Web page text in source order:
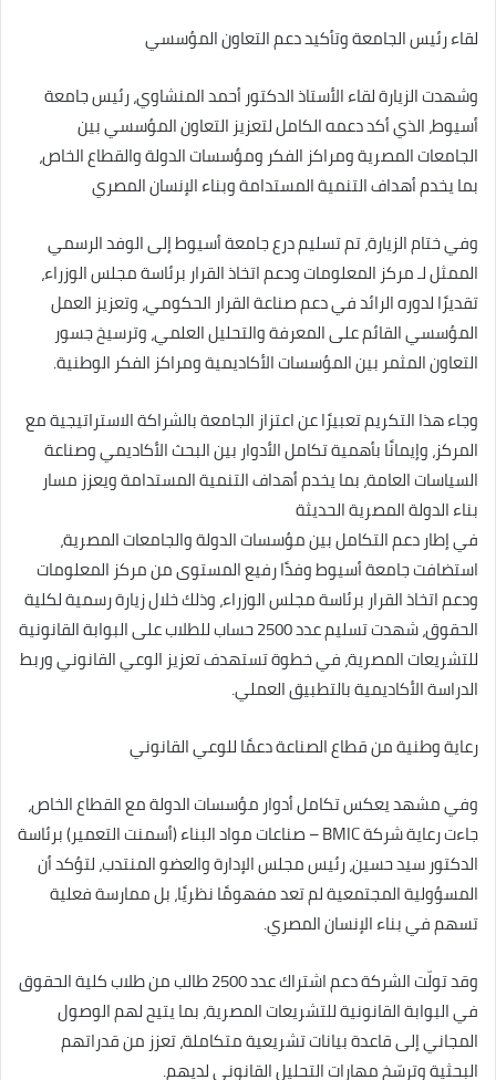
لقاء رئيس الجامعة وتأكيد دعم التعاون المؤسسي
وشهدت الزيارة لقاء الأستاذ الدكتور أحمد المنشاوي، رئيس جامعة
أسيوط، الذي أكد دعمه الكامل لتعزيز التعاون المؤسسي بين
الجامعات المصرية ومراكز الفكر ومؤسسات الدولة والقطاع الخاص،
بما يخدم أهداف التنمية المستدامة وبناء الإنسان المصري
وفي ختام الزيارة، تم تسليم درع جامعة أسيوط إلى الوفد الرسمي
الممثل لـ مركز المعلومات ودعم اتخاذ القرار برئاسة مجلس الوزراء،
تقديرًا لدوره الرائد في دعم صناعة القرار الحكومي، وتعزيز العمل
المؤسسي القائم على المعرفة والتحليل العلمي، وترسيخ جسور
التعاون المثمر بين المؤسسات الأكاديمية ومراكز الفكر الوطنية.
وجاء هذا التكريم تعبيرًا عن اعتزاز الجامعة بالشراكة الاستراتيجية مع
المركز، وإيمانًا بأهمية تكامل الأدوار بين البحث الأكاديمي وصناعة
السياسات العامة، بما يخدم أهداف التنمية المستدامة ويعزز مسار
بناء الدولة المصرية الحديثة
في إطار دعم التكامل بين مؤسسات الدولة والجامعات المصرية،
استضافت جامعة أسيوط وفدًا رفيع المستوى من مركز المعلومات
ودعم اتخاذ القرار برئاسة مجلس الوزراء، وذلك خلال زيارة رسمية لكلية
الحقوق، شهدت تسليم عدد 2500 حساب للطلاب على البوابة القانونية
للتشريعات المصرية، في خطوة تستهدف تعزيز الوعي القانوني وربط
الدراسة الأكاديمية بالتطبيق العملي.
رعاية وطنية من قطاع الصناعة دعمًا للوعي القانوني
وفي مشهد يعكس تكامل أدوار مؤسسات الدولة مع القطاع الخاص،
جاءت رعاية شركة BMIC – صناعات مواد البناء (أسمنت التعمير) برئاسة
الدكتور سيد حسين، رئيس مجلس الإدارة والعضو المنتدب، لتؤكد أن
المسؤولية المجتمعية لم تعد مفهومًا نظريًا، بل ممارسة فعلية
تسهم في بناء الإنسان المصري.
وقد تولّت الشركة دعم اشتراك عدد 2500 طالب من طلاب كلية الحقوق
في البوابة القانونية للتشريعات المصرية، بما يتيح لهم الوصول
المجاني إلى قاعدة بيانات تشريعية متكاملة، تعزز من قدراتهم
البحثية وترسّخ مهارات التحليل القانوني لديهم.